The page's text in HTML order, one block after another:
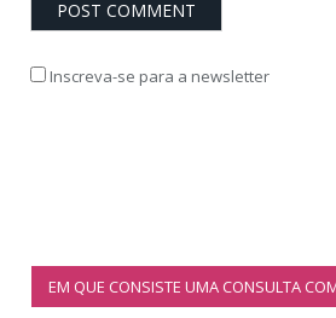
Inscreva-se para a newsletter
EM QUE CONSISTE UMA CONSULTA